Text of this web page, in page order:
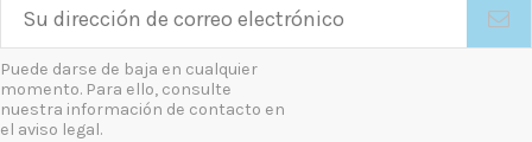
Puede darse de baja en cualquier
momento. Para ello, consulte
nuestra información de contacto en
el aviso legal.